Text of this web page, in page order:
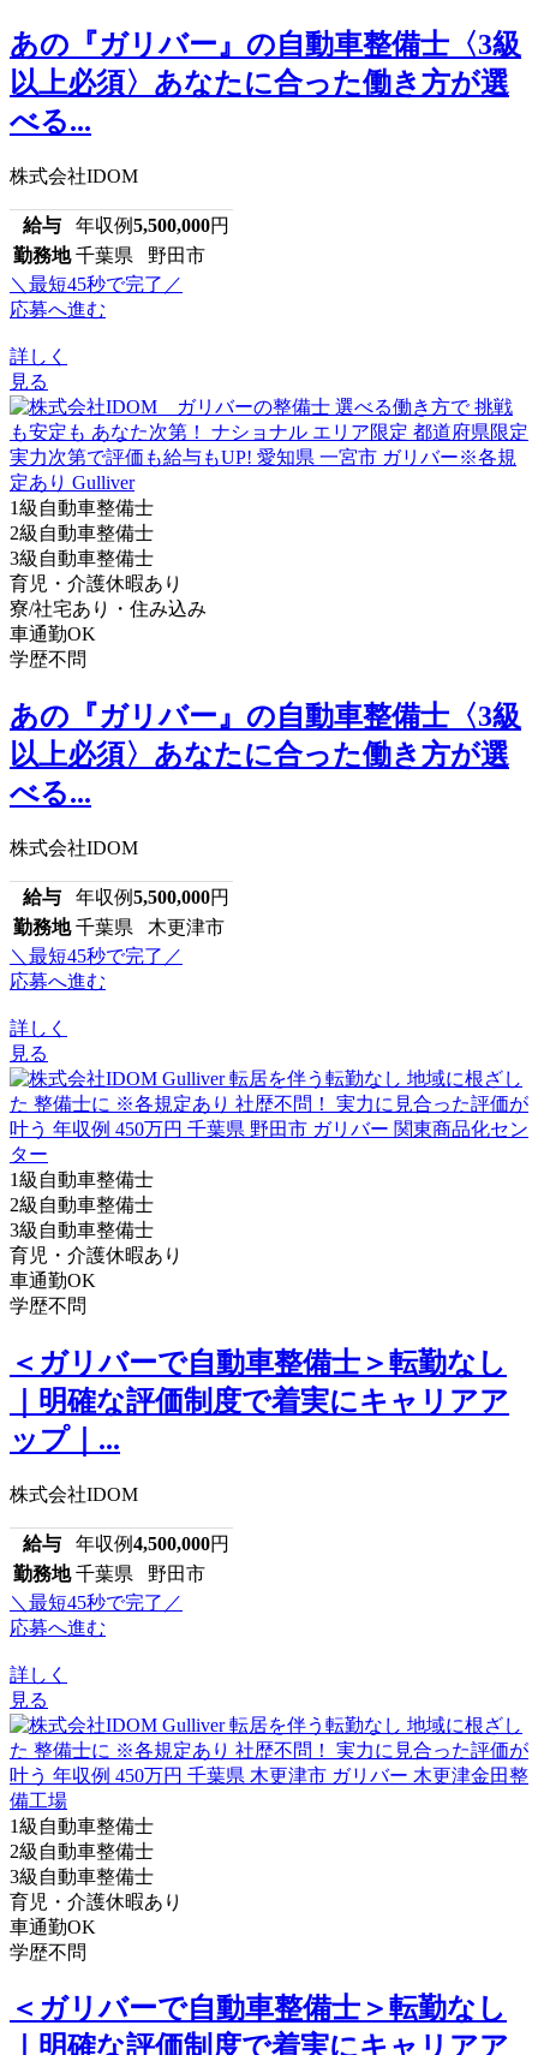
あの『ガリバー』の自動車整備士〈3級
以上必須〉あなたに合った働き方が選
べる...
株式会社IDOM
給与 年収例5,500,000円
勤務地 千葉県 野田市
＼最短45秒で完了／
応募へ進む
詳しく
見る
1級自動車整備士
2級自動車整備士
3級自動車整備士
育児・介護休暇あり
寮/社宅あり・住み込み
車通勤OK
学歴不問
あの『ガリバー』の自動車整備士〈3級
以上必須〉あなたに合った働き方が選
べる...
株式会社IDOM
給与 年収例5,500,000円
勤務地 千葉県 木更津市
＼最短45秒で完了／
応募へ進む
詳しく
見る
1級自動車整備士
2級自動車整備士
3級自動車整備士
育児・介護休暇あり
車通勤OK
学歴不問
＜ガリバーで自動車整備士＞転勤なし
｜明確な評価制度で着実にキャリアア
ップ｜...
株式会社IDOM
給与 年収例4,500,000円
勤務地 千葉県 野田市
＼最短45秒で完了／
応募へ進む
詳しく
見る
1級自動車整備士
2級自動車整備士
3級自動車整備士
育児・介護休暇あり
車通勤OK
学歴不問
＜ガリバーで自動車整備士＞転勤なし
｜明確な評価制度で着実にキャリアア